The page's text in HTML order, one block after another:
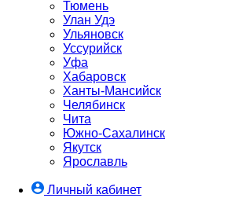
Тюмень
Улан Удэ
Ульяновск
Уссурийск
Уфа
Хабаровск
Ханты-Мансийск
Челябинск
Чита
Южно-Cахалинск
Якутск
Ярославль
Личный кабинет